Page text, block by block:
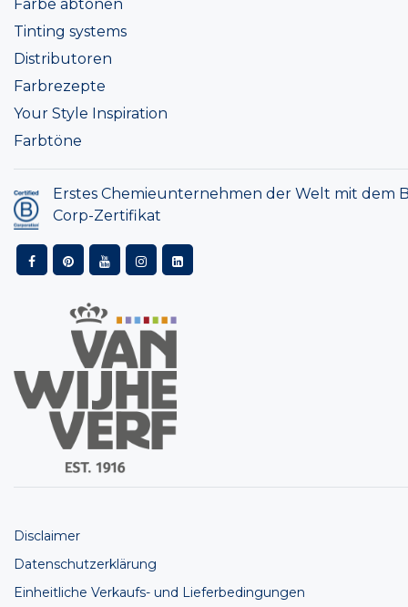
Farbe abtonen
Tinting systems
Distributoren
Farbrezepte
Your Style Inspiration
Farbtöne
Erstes Chemieunternehmen der Welt mit dem
Corp-Zertifikat
Disclaimer
Datenschutzerklärung
Einheitliche Verkaufs- und Lieferbedingungen